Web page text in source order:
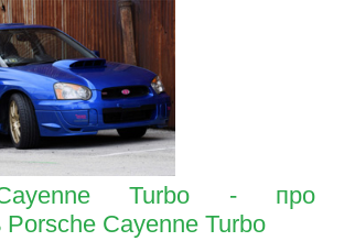
Turbo - про
Cayenne Turbo